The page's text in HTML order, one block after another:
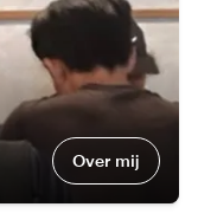
Over mij